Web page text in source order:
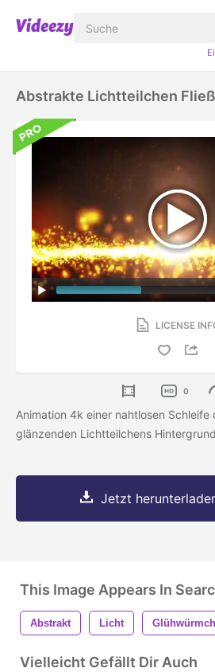
Abstrakte Lichtteilchen
LICENSE
0
Animation 4k einer nahtlosen
glänzenden Lichtteilchens Hintergrund
Jetzt
This Image Appears In
Abstrakt Licht
Vielleicht Gefällt Dir Auch